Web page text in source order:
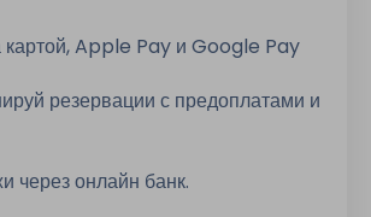
картой, Apple Pay и Google Pay
резервации с предоплатами и
через онлайн банк.